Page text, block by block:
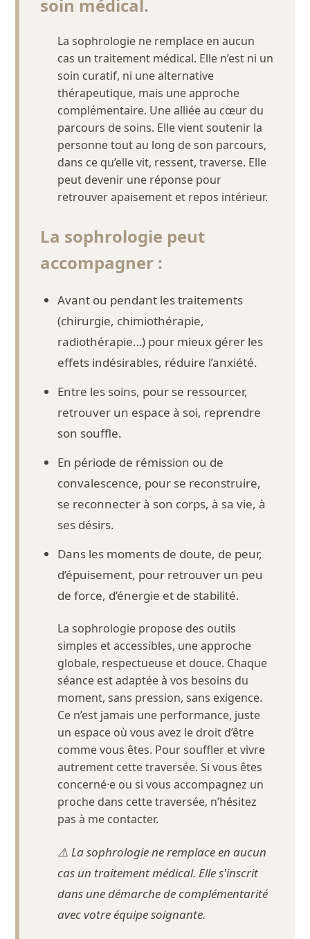
soin médical.
La sophrologie ne remplace en aucun
cas un traitement médical. Elle n’est ni un
soin curatif, ni une alternative
thérapeutique, mais une approche
complémentaire. Une alliée au cœur du
parcours de soins. Elle vient soutenir la
personne tout au long de son parcours,
dans ce qu’elle vit, ressent, traverse. Elle
peut devenir une réponse pour
retrouver apaisement et repos intérieur.
La sophrologie peut
accompagner :
Avant ou pendant les traitements
(chirurgie, chimiothérapie,
radiothérapie…) pour mieux gérer les
effets indésirables, réduire l’anxiété.
Entre les soins, pour se ressourcer,
retrouver un espace à soi, reprendre
son souffle.
En période de rémission ou de
convalescence, pour se reconstruire,
se reconnecter à son corps, à sa vie, à
ses désirs.
Dans les moments de doute, de peur,
d’épuisement, pour retrouver un peu
de force, d’énergie et de stabilité.
La sophrologie propose des outils
simples et accessibles, une approche
globale, respectueuse et douce. Chaque
séance est adaptée à vos besoins du
moment, sans pression, sans exigence.
Ce n’est jamais une performance, juste
un espace où vous avez le droit d’être
comme vous êtes. Pour souffler et vivre
autrement cette traversée. Si vous êtes
concerné·e ou si vous accompagnez un
proche dans cette traversée, n’hésitez
pas à me contacter.
⚠️ La sophrologie ne remplace en aucun
cas un traitement médical. Elle s'inscrit
dans une démarche de complémentarité
avec votre équipe soignante.